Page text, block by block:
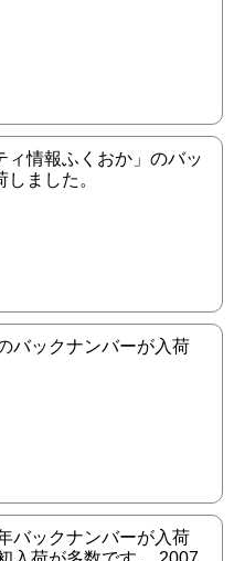
ィ情報ふくおか」のバッ
ました。
バックナンバーが入荷
バックナンバーが入荷